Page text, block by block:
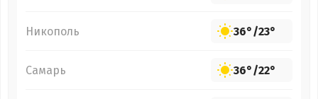
Никополь 36°/23°
Самарь 36°/22°